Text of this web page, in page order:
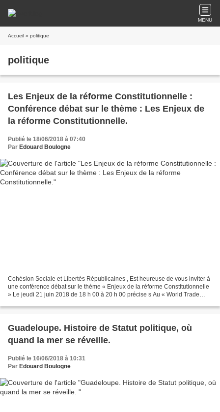
MENU
Accueil » politique
politique
Les Enjeux de la réforme Constitutionnelle :
Conférence débat sur le thème : Les Enjeux de
la réforme Constitutionnelle.
Publié le 18/06/2018 à 07:40
Par Edouard Boulogne
Cohésion Sociale et Libertés Républicaines , Est heureuse de vous inviter à
une conférence débat sur le thème « Enjeux de la réforme Constitutionnelle
» Le jeudi 21 juin 2018 de 18 h 00 à 20 h 00 précise s Au « World Trade
Guadeloupe. Histoire de Statut politique, où
quand la mer se réveille.
Publié le 16/06/2018 à 10:31
Par Edouard Boulogne